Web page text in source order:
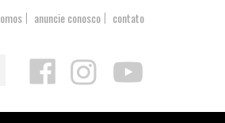
anuncie conosco contato